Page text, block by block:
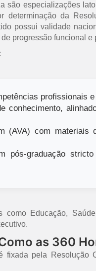
são especializações
determinação da
possui validade
progressão funcional e
profissionais
conhecimento,
(AVA) com materiais
pós-graduação
Educação,
as 360
fixada pela